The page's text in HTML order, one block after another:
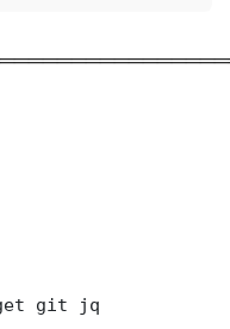
git jq